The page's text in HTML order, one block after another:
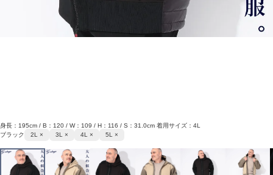
身長：195cm / B：120 / W：109 / H：116 / S：31.0cm 着用サイズ：4L
ブラック
2L × 3L × 4L × 5L ×